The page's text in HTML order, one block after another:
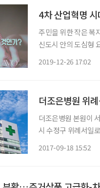
4차 산업혁명
주민을 위한 작은 복지관 커뮤니티 센터 지난
신도시 안의 도심형
2019-12-26 17:02
더조은병원 위
더조은병원 본원이
시 수정구 위례서일로
2017-09-18 15:52